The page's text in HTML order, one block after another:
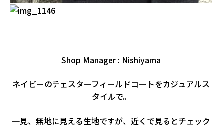
Shop Manager : Nishiyama
ネイビーのチェスターフィールドコートをカジュアルス
タイルで。
一見、無地に見える生地ですが、近くで見るとチェック